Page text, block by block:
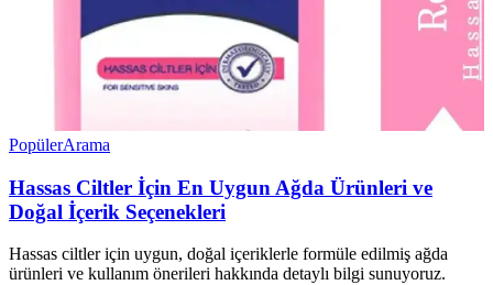
PopülerArama
Hassas Ciltler İçin En Uygun Ağda Ürünleri ve
Doğal İçerik Seçenekleri
Hassas ciltler için uygun, doğal içeriklerle formüle edilmiş ağda
ürünleri ve kullanım önerileri hakkında detaylı bilgi sunuyoruz.